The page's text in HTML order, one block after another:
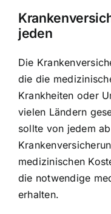
jeden
Die
die die
Krankheiten oder
vielen Ländern
sollte von jedem
medizinischen
die notwendige
erhalten.